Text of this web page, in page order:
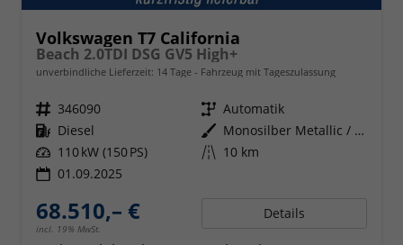
Volkswagen T7 California
Beach 2.0TDI DSG GV5 High+
unverbindliche Lieferzeit: 14 Tage Fahrzeug mit Tageszulassung
Fahrzeugnr. 346090 Getriebe Automatik
Kraftstoff Diesel Außenfarbe
Monosilber Metallic / Energeticorange Metallic Dach Schwarz
Leistung 110 kW (150 PS) Kilometerstand 10 km
01.09.2025
68.510,– €
incl. 19% MwSt.
Details